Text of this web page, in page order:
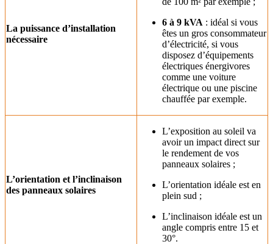
La puissance d’installation
nécessaire
6 à 9 kVA : idéal si vous
êtes un gros consommateur
d’électricité, si vous
disposez d’équipements
électriques énergivores
comme une voiture
électrique ou une piscine
chauffée par exemple.
L’orientation et l’inclinaison
des panneaux solaires
L’exposition au soleil va
avoir un impact direct sur
le rendement de vos
panneaux solaires ;
L’orientation idéale est en
plein sud ;
L’inclinaison idéale est un
angle compris entre 15 et
30°.